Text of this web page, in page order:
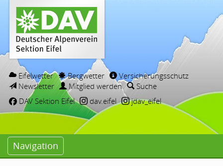
Eifelwetter Bergwetter
Versicherungsschutz
Newsletter
Mitglied werden
Suche
DAV Sektion Eifel
dav.eifel jdav_eifel
Navigation